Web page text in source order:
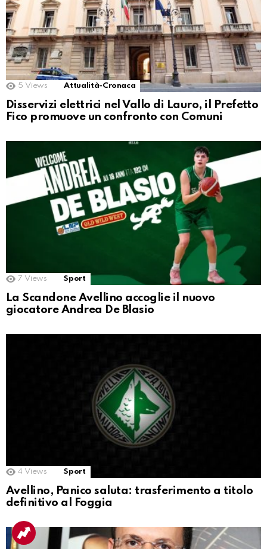
5 Views Attualità-Cronaca
Disservizi elettrici nel Vallo di Lauro, il Prefetto
Fico promuove un confronto con Comuni
7 Views Sport
La Scandone Avellino accoglie il nuovo
giocatore Andrea De Blasio
4 Views Sport
Avellino, Panico saluta: trasferimento a titolo
definitivo al Foggia